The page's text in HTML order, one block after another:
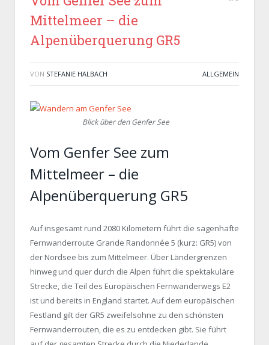
Mittelmeer – die
Alpenüberquerung GR5
VON STEFANIE HALBACH ALLGEMEIN
Blick über den Genfer See
Vom Genfer See zum
Mittelmeer – die
Alpenüberquerung GR5
Auf insgesamt rund 2080 Kilometern führt die sagenhafte
Fernwanderroute Grande Randonnée 5 (kurz: GR5) von
der Nordsee bis zum Mittelmeer. Über Ländergrenzen
hinweg und quer durch die Alpen führt die spektakuläre
Strecke, die Teil des Europäischen Fernwanderwegs E2
ist und bereits in England startet. Auf dem europäischen
Festland gilt der GR5 zweifelsohne zu den schönsten
Fernwanderrouten, die es zu entdecken gibt. Sie führt